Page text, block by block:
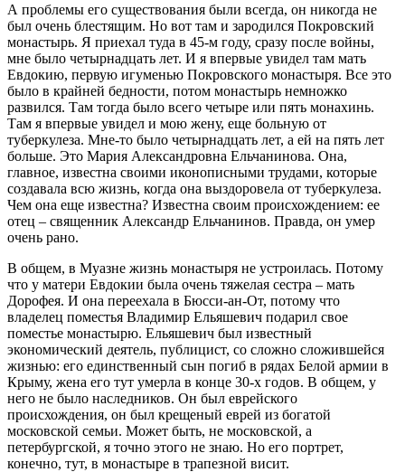
А проблемы его существования были всегда, он никогда не
был очень блестящим. Но вот там и зародился Покровский
монастырь. Я приехал туда в 45-м году, сразу после войны,
мне было четырнадцать лет. И я впервые увидел там мать
Евдокию, первую игуменью Покровского монастыря. Все это
было в крайней бедности, потом монастырь немножко
развился. Там тогда было всего четыре или пять монахинь.
Там я впервые увидел и мою жену, еще больную от
туберкулеза. Мне-то было четырнадцать лет, а ей на пять лет
больше. Это Мария Александровна Ельчанинова. Она,
главное, известна своими иконописными трудами, которые
создавала всю жизнь, когда она выздоровела от туберкулеза.
Чем она еще известна? Известна своим происхождением: ее
отец – священник Александр Ельчанинов. Правда, он умер
очень рано.
В общем, в Муазне жизнь монастыря не устроилась. Потому
что у матери Евдокии была очень тяжелая сестра – мать
Дорофея. И она переехала в Бюсси-ан-От, потому что
владелец поместья Владимир Ельяшевич подарил свое
поместье монастырю. Ельяшевич был известный
экономический деятель, публицист, со сложно сложившейся
жизнью: его единственный сын погиб в рядах Белой армии в
Крыму, жена его тут умерла в конце 30-х годов. В общем, у
него не было наследников. Он был еврейского
происхождения, он был крещеный еврей из богатой
московской семьи. Может быть, не московской, а
петербургской, я точно этого не знаю. Но его портрет,
конечно, тут, в монастыре в трапезной висит.